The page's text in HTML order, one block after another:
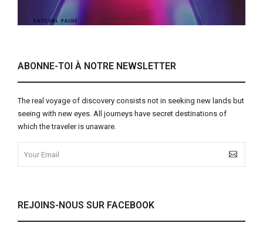
ABONNE-TOI À NOTRE NEWSLETTER
The real voyage of discovery consists not in seeking new lands but
seeing with new eyes. All journeys have secret destinations of
which the traveler is unaware.
REJOINS-NOUS SUR FACEBOOK